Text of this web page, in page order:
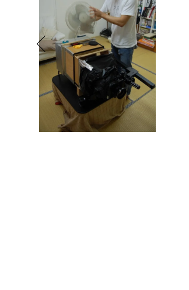
Meisai
Okamoto